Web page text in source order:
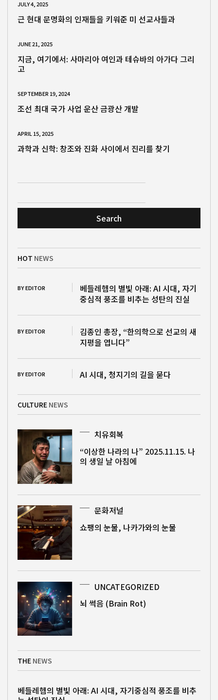
JULY 4, 2025
근 현대 문명화의 인재들을 키워준 미 선교사들과
JUNE 21, 2025
지금, 여기에서: 사마리아 여인과 테슈바의 아가다 그리
고
SEPTEMBER 19, 2024
조선 최대 국가 사업 운산 금광산 개발
APRIL 15, 2025
과학과 신학: 창조와 진화 사이에서 진리를 찾기
Search
HOT NEWS
BY EDITOR
베들레헴의 별빛 아래: AI 시대, 자기
중심적 풍조를 비추는 성탄의 진실
BY EDITOR
김종인 총장, “한의학으로 선교의 새
지평을 엽니다”
BY EDITOR AI 시대, 청지기의 길을 묻다
CULTURE NEWS
치유회복
“이상한 나라의 나” 2025.11.15. 나
의 생일 날 아침에
문화저널
쇼팽의 눈물, 나카가와의 눈물
UNCATEGORIZED
뇌 썩음 (Brain Rot)
THE NEWS
베들레헴의 별빛 아래: AI 시대, 자기중심적 풍조를 비추